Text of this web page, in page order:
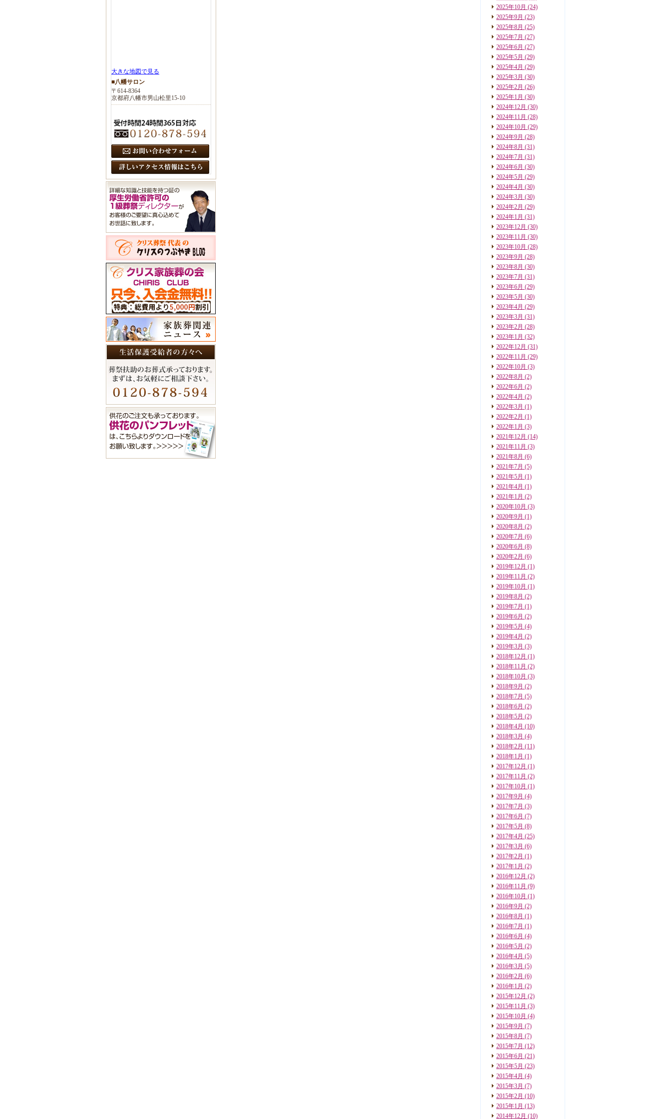
2025年10月 (24)
2025年9月 (23)
2025年8月 (25)
2025年7月 (27)
2025年6月 (27)
2025年5月 (29)
2025年4月 (29)
2025年3月 (30)
2025年2月 (26)
2025年1月 (30)
2024年12月 (30)
2024年11月 (28)
2024年10月 (29)
2024年9月 (28)
2024年8月 (31)
2024年7月 (31)
2024年6月 (30)
2024年5月 (29)
2024年4月 (30)
2024年3月 (30)
2024年2月 (29)
2024年1月 (31)
2023年12月 (30)
2023年11月 (30)
2023年10月 (28)
2023年9月 (28)
2023年8月 (30)
2023年7月 (31)
2023年6月 (29)
2023年5月 (30)
2023年4月 (29)
2023年3月 (31)
2023年2月 (28)
2023年1月 (32)
2022年12月 (31)
2022年11月 (29)
2022年10月 (3)
2022年8月 (2)
2022年6月 (2)
2022年4月 (2)
2022年3月 (1)
2022年2月 (1)
2022年1月 (3)
2021年12月 (14)
2021年11月 (3)
2021年8月 (6)
2021年7月 (5)
2021年5月 (1)
2021年4月 (1)
2021年1月 (2)
2020年10月 (3)
2020年9月 (1)
2020年8月 (2)
2020年7月 (6)
2020年6月 (8)
2020年2月 (6)
2019年12月 (1)
2019年11月 (2)
2019年10月 (1)
2019年8月 (2)
2019年7月 (1)
2019年6月 (2)
2019年5月 (4)
2019年4月 (2)
2019年3月 (3)
2018年12月 (1)
2018年11月 (2)
2018年10月 (3)
2018年9月 (2)
2018年7月 (5)
2018年6月 (2)
2018年5月 (2)
2018年4月 (10)
2018年3月 (4)
2018年2月 (11)
2018年1月 (1)
2017年12月 (1)
2017年11月 (2)
2017年10月 (1)
2017年9月 (4)
2017年7月 (3)
2017年6月 (7)
2017年5月 (8)
2017年4月 (25)
2017年3月 (6)
2017年2月 (1)
2017年1月 (2)
2016年12月 (2)
2016年11月 (9)
2016年10月 (1)
2016年9月 (2)
2016年8月 (1)
2016年7月 (1)
2016年6月 (4)
2016年5月 (2)
2016年4月 (5)
2016年3月 (5)
2016年2月 (6)
2016年1月 (2)
2015年12月 (2)
2015年11月 (3)
2015年10月 (4)
2015年9月 (7)
2015年8月 (7)
2015年7月 (12)
2015年6月 (21)
2015年5月 (23)
2015年4月 (4)
2015年3月 (7)
2015年2月 (10)
2015年1月 (13)
2014年12月 (10)
大きな地図で見る
■八幡サロン
〒614-8364
京都府八幡市男山松里15-10